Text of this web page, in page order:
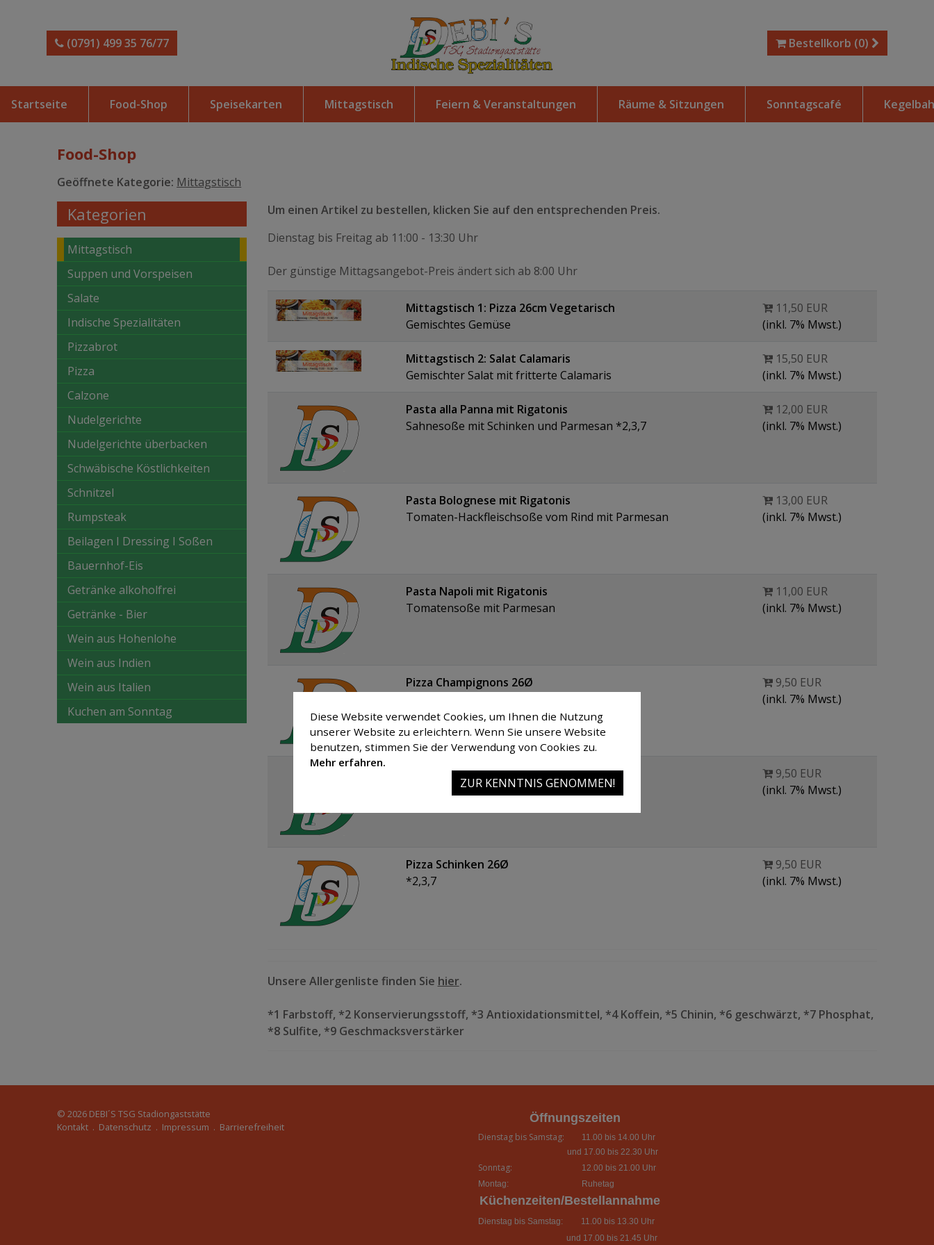
Diese Website verwendet Cookies, um Ihnen die Nutzung
unserer Website zu erleichtern. Wenn Sie unsere Website
benutzen, stimmen Sie der Verwendung von Cookies zu.
Mehr erfahren.
ZUR KENNTNIS GENOMMEN!
(0791) 499 35 76/77 Bestellkorb (0)
Startseite Food-Shop Speisekarten Mittagstisch Feiern & Veranstaltungen Räume & Sitzungen Sonntagscafé
Food-Shop
Geöffnete Kategorie: Mittagstisch
Kategorien
Mittagstisch
Suppen und Vorspeisen
Salate
Indische Spezialitäten
Pizzabrot
Pizza
Calzone
Nudelgerichte
Nudelgerichte überbacken
Schwäbische Köstlichkeiten
Schnitzel
Rumpsteak
Beilagen I Dressing I Soßen
Bauernhof-Eis
Getränke alkoholfrei
Getränke - Bier
Wein aus Hohenlohe
Wein aus Indien
Wein aus Italien
Kuchen am Sonntag
Um einen Artikel zu bestellen, klicken Sie auf den entsprechenden Preis.
Dienstag bis Freitag ab 11:00 - 13:30 Uhr
Der günstige Mittagsangebot-Preis ändert sich ab 8:00 Uhr
Mittagstisch 1: Pizza 26cm Vegetarisch
Gemischtes Gemüse
11,50 EUR
(inkl. 7% Mwst.)
Mittagstisch 2: Salat Calamaris
Gemischter Salat mit fritterte Calamaris
15,50 EUR
(inkl. 7% Mwst.)
Pasta alla Panna mit Rigatonis
Sahnesoße mit Schinken und Parmesan *2,3,7
12,00 EUR
(inkl. 7% Mwst.)
Pasta Bolognese mit Rigatonis
Tomaten-Hackfleischsoße vom Rind mit Parmesan
13,00 EUR
(inkl. 7% Mwst.)
Pasta Napoli mit Rigatonis
Tomatensoße mit Parmesan
11,00 EUR
(inkl. 7% Mwst.)
Pizza Champignons 26Ø
9,50 EUR
(inkl. 7% Mwst.)
Pizza Salami 26Ø
9,50 EUR
(inkl. 7% Mwst.)
Pizza Schinken 26Ø
*2,3,7
9,50 EUR
(inkl. 7% Mwst.)
Unsere Allergenliste finden Sie hier.
*1 Farbstoff, *2 Konservierungsstoff, *3 Antioxidationsmittel, *4 Koffein, *5 Chinin, *6 geschwärzt, *7 Phosphat,
*8 Sulfite, *9 Geschmacksverstärker
© 2026 DEBI´S TSG Stadiongaststätte
Kontakt . Datenschutz . Impressum . Barrierefreiheit
Öffnungszeiten
Dienstag bis Samstag:
11.00 bis 14.00 Uhr
und 17.00 bis 22.30 Uhr
Sonntag:
12.00 bis 21.00 Uhr
Montag:
Ruhetag
Küchenzeiten/Bestellannahme
Dienstag bis Samstag:
11.00 bis 13.30 Uhr
und 17.00 bis 21.45 Uhr